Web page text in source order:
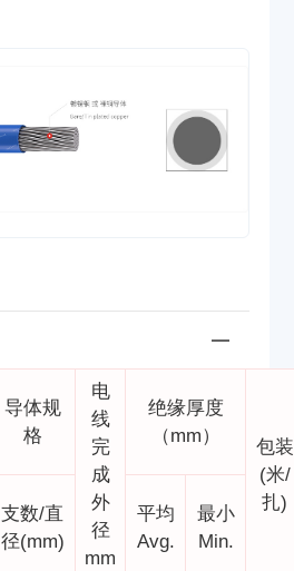
导体规
格
电
线
完
成
外
径
mm
绝缘厚度
（mm）
包装
(米/
扎)
支数/直
径(mm)
平均
Avg.
最小
Min.